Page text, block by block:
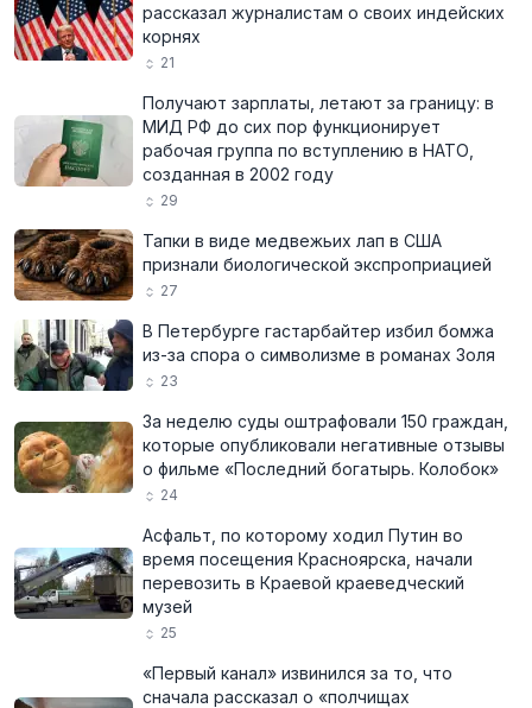
рассказал журналистам о своих индейских
корнях
21
Получают зарплаты, летают за границу: в
МИД РФ до сих пор функционирует
рабочая группа по вступлению в НАТО,
созданная в 2002 году
29
Тапки в виде медвежьих лап в США
признали биологической экспроприацией
27
В Петербурге гастарбайтер избил бомжа
из-за спора о символизме в романах Золя
23
За неделю суды оштрафовали 150 граждан,
которые опубликовали негативные отзывы
о фильме «Последний богатырь. Колобок»
24
Асфальт, по которому ходил Путин во
время посещения Красноярска, начали
перевозить в Краевой краеведческий
музей
25
«Первый канал» извинился за то, что
сначала рассказал о «полчищах